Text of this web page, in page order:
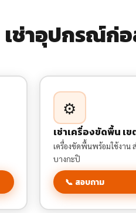
เช่าอุปกรณ์ก่อ
⚙️
เช่าเครื่องขัดพื้น เ
เครื่องขัดพื้นพร้อมใช้งาน
บางกะปิ
📞 สอบถาม